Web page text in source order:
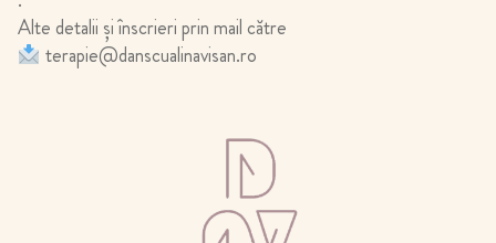
Alte detalii și înscrieri prin mail către
terapie@danscualinavisan.ro